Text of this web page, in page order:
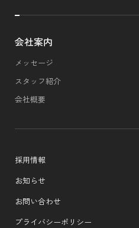
会社案内
メッセージ
スタッフ紹介
会社概要
採用情報
お知らせ
お問い合わせ
プライバシーポリシー